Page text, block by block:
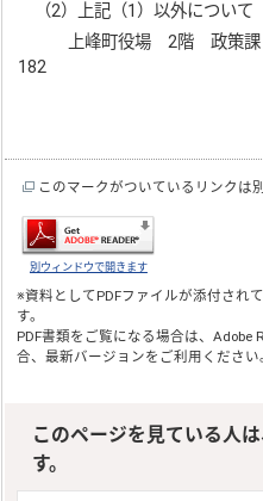
（2）上記（1）以外について
上峰町役場 2階 政策課
182
このマークがついているリンクは
別ウィンドウで開きます
※資料としてPDFファイルが添付され
す。
PDF書類をご覧になる場合は、Adobe
合、最新バージョンをご利用ください
このページを見ている人
す。